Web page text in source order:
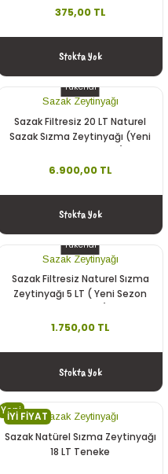
375,00 TL
Stokta Yok
Tükendi
Sazak Zeytinyağı
Sazak Filtresiz 20 LT Naturel
Sazak Sızma Zeytinyağı (Yeni
6.900,00 TL
Stokta Yok
Tükendi
Sazak Zeytinyağı
Sazak Filtresiz Naturel Sızma
Zeytinyağı 5 LT ( Yeni Sezon
1.750,00 TL
Stokta Yok
İYİ FİYAT
Yeni Sazak Zeytinyağı
Sazak Natürel Sızma Zeytinyağı
18 LT Teneke